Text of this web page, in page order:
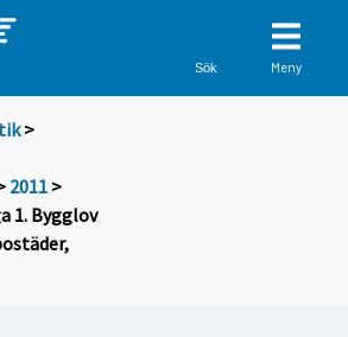
Sök Meny
>
2011 >
1. Bygglov